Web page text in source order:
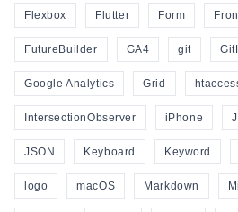
Flexbox Flutter Form
FutureBuilder GA4 git
Google Analytics Grid
IntersectionObserver iPhone
JSON Keyboard Keyword
logo macOS Markdown